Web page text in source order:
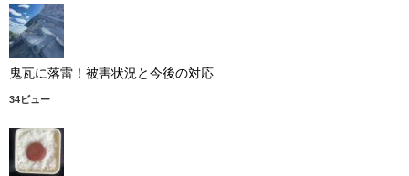
鬼瓦に落雷！被害状況と今後の対応
34ビュー